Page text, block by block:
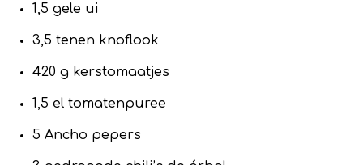
1,5 gele ui
3,5 tenen knoflook
420 g kerstomaatjes
1,5 el tomatenpuree
5 Ancho pepers